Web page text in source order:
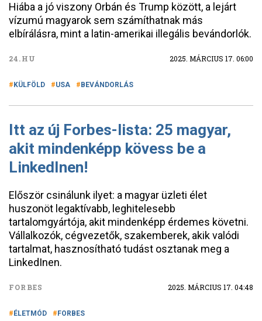
Hiába a jó viszony Orbán és Trump között, a lejárt
vízumú magyarok sem számíthatnak más
elbírálásra, mint a latin-amerikai illegális bevándorlók.
24.HU 2025. MÁRCIUS 17. 06:00
KÜLFÖLD USA BEVÁNDORLÁS
Itt az új Forbes-lista: 25 magyar,
akit mindenképp kövess be a
LinkedInen!
Először csinálunk ilyet: a magyar üzleti élet
huszonöt legaktívabb, leghitelesebb
tartalomgyártója, akit mindenképp érdemes követni.
Vállalkozók, cégvezetők, szakemberek, akik valódi
tartalmat, hasznosítható tudást osztanak meg a
LinkedInen.
FORBES 2025. MÁRCIUS 17. 04:48
ÉLETMÓD FORBES